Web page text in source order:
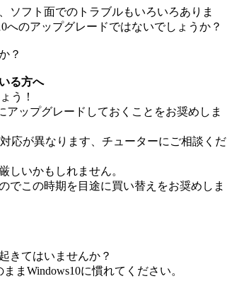
ソフト面でのトラブルもいろいろありま
へのアップグレードではないでしょうか？
？
る方へ
う！
ップグレードしておくことをお奨めしま
応が異なります、チューターにご相談くだ
しいかもしれません。
この時期を目途に買い替えをお奨めしま
きてはいませんか？
まWindows10に慣れてください。